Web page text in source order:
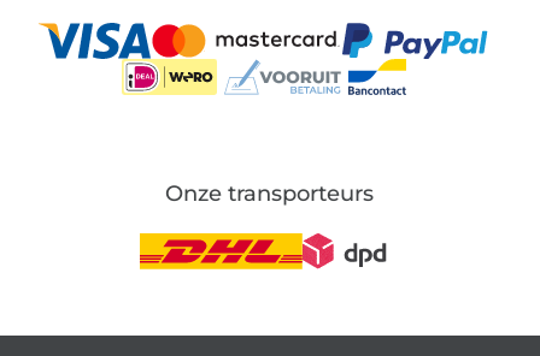
Onze transporteurs